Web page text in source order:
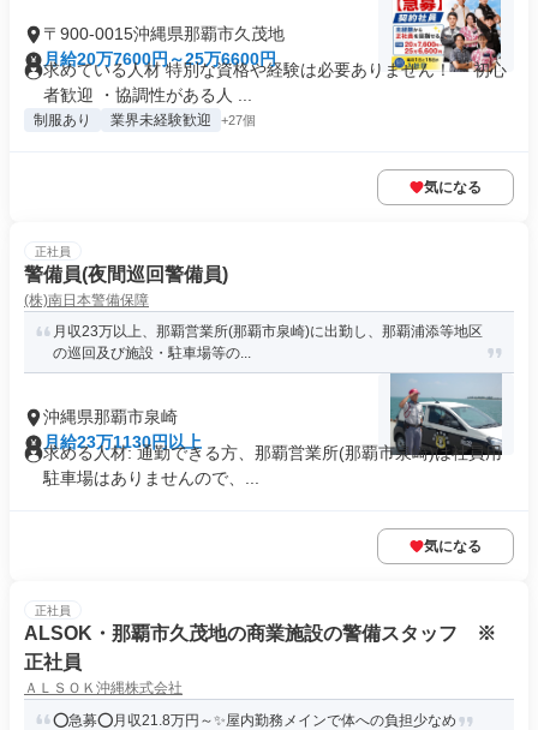
〒900-0015沖縄県那覇市久茂地
月給20万7600円～25万6600円
求めている人材 特別な資格や経験は必要ありません！ ・初心
者歓迎 ・協調性がある人 ...
制服あり 業界未経験歓迎 +27個
気になる
正社員
警備員(夜間巡回警備員)
(株)南日本警備保障
月収23万以上、那覇営業所(那覇市泉崎)に出勤し、那覇浦添等地区
の巡回及び施設・駐車場等の...
沖縄県那覇市泉崎
月給23万1130円以上
求める人材: 通勤できる方、那覇営業所(那覇市泉崎)は社員用
駐車場はありませんので、...
気になる
正社員
ALSOK・那覇市久茂地の商業施設の警備スタッフ ※
正社員
ＡＬＳＯＫ沖縄株式会社
⭕急募⭕月収21.8万円～✨屋内勤務メインで体への負担少なめ